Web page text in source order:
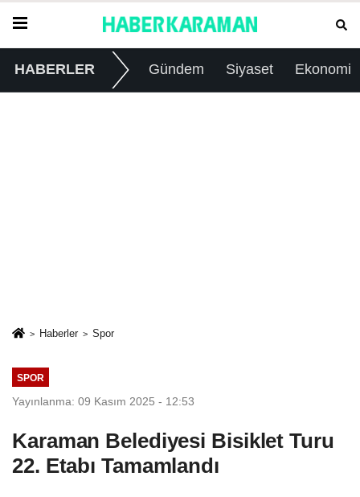
HABERLER Gündem Siyaset Ekonomi
Haberler Spor
SPOR
Yayınlanma: 09 Kasım 2025 - 12:53
Karaman Belediyesi Bisiklet Turu
22. Etabı Tamamlandı